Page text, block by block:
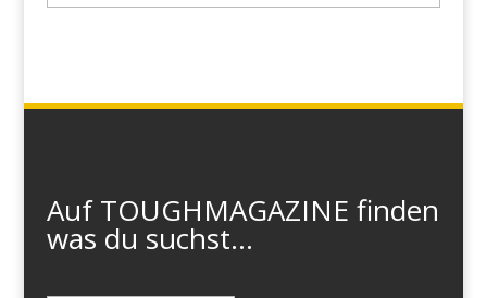
Auf TOUGHMAGAZINE finden
was du suchst...